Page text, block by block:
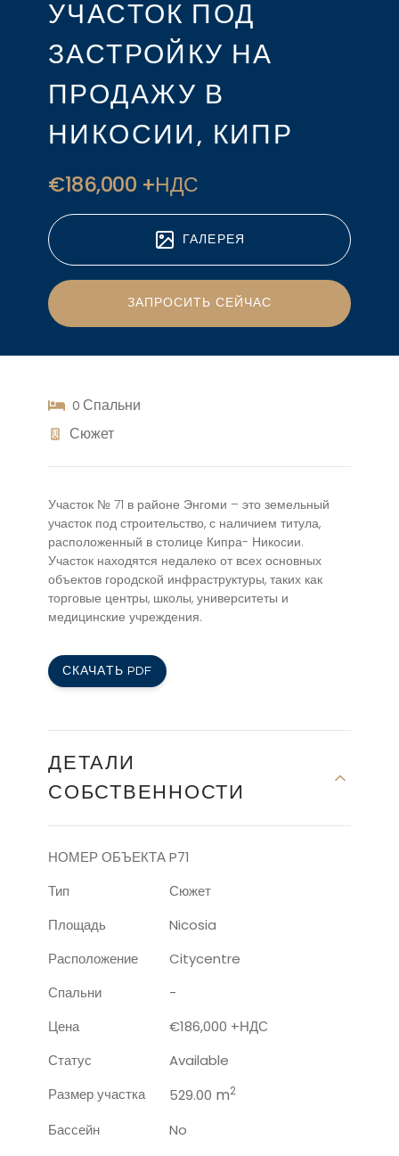
УЧАСТОК ПОД
ЗАСТРОЙКУ НА
ПРОДАЖУ В
НИКОСИИ, КИПР
€186,000 +НДС
ГАЛЕРЕЯ
ЗАПРОСИТЬ СЕЙЧАС
0 Спальни
Сюжет
Участок № 71 в районе Энгоми – это земельный
участок под строительство, с наличием титула,
расположенный в столице Кипра- Никосии.
Участок находятся недалеко от всех основных
объектов городской инфраструктуры, таких как
торговые центры, школы, университеты и
медицинские учреждения.
СКАЧАТЬ PDF
ДЕТАЛИ
СОБСТВЕННОСТИ
НОМЕР ОБЪЕКТАP71
Тип
Сюжет
Площадь
Nicosia
Расположение
Citycentre
Спальни
-
Цена
€186,000 +НДС
Статус
Available
Размер участка
529.00 m2
Бассейн No